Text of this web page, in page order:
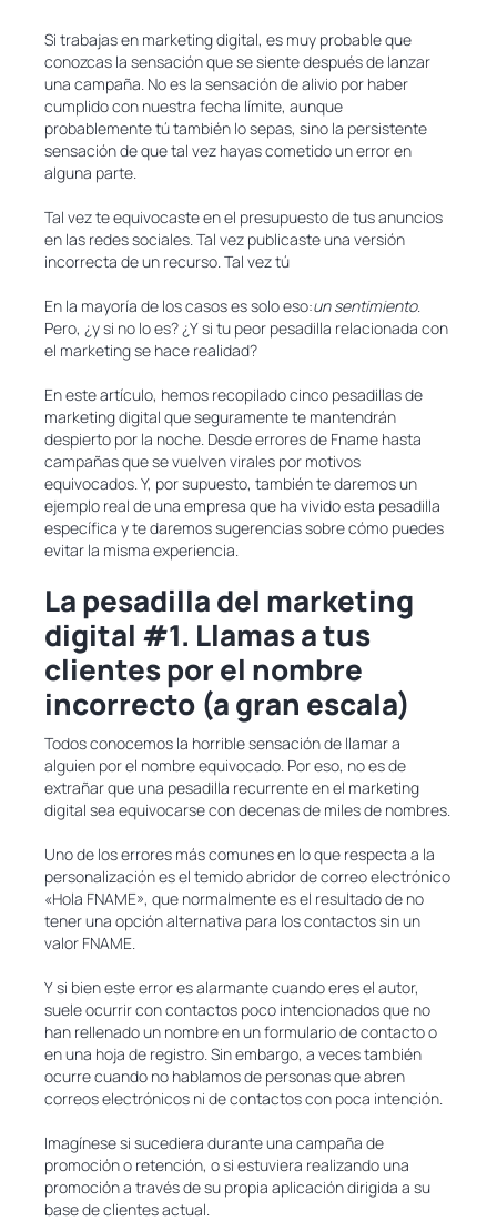
Si trabajas en marketing digital, es muy probable que
conozcas la sensación que se siente después de lanzar
una campaña. No es la sensación de alivio por haber
cumplido con nuestra fecha límite, aunque
probablemente tú también lo sepas, sino la persistente
sensación de que tal vez hayas cometido un error en
alguna parte.
Tal vez te equivocaste en el presupuesto de tus anuncios
en las redes sociales. Tal vez publicaste una versión
incorrecta de un recurso. Tal vez tú
En la mayoría de los casos es solo eso:un sentimiento.
Pero, ¿y si no lo es? ¿Y si tu peor pesadilla relacionada con
el marketing se hace realidad?
En este artículo, hemos recopilado cinco pesadillas de
marketing digital que seguramente te mantendrán
despierto por la noche. Desde errores de Fname hasta
campañas que se vuelven virales por motivos
equivocados. Y, por supuesto, también te daremos un
ejemplo real de una empresa que ha vivido esta pesadilla
específica y te daremos sugerencias sobre cómo puedes
evitar la misma experiencia.
La pesadilla del marketing
digital #1. Llamas a tus
clientes por el nombre
incorrecto (a gran escala)
Todos conocemos la horrible sensación de llamar a
alguien por el nombre equivocado. Por eso, no es de
extrañar que una pesadilla recurrente en el marketing
digital sea equivocarse con decenas de miles de nombres.
Uno de los errores más comunes en lo que respecta a la
personalización es el temido abridor de correo electrónico
«Hola FNAME», que normalmente es el resultado de no
tener una opción alternativa para los contactos sin un
valor FNAME.
Y si bien este error es alarmante cuando eres el autor,
suele ocurrir con contactos poco intencionados que no
han rellenado un nombre en un formulario de contacto o
en una hoja de registro. Sin embargo, a veces también
ocurre cuando no hablamos de personas que abren
correos electrónicos ni de contactos con poca intención.
Imagínese si sucediera durante una campaña de
promoción o retención, o si estuviera realizando una
promoción a través de su propia aplicación dirigida a su
base de clientes actual.